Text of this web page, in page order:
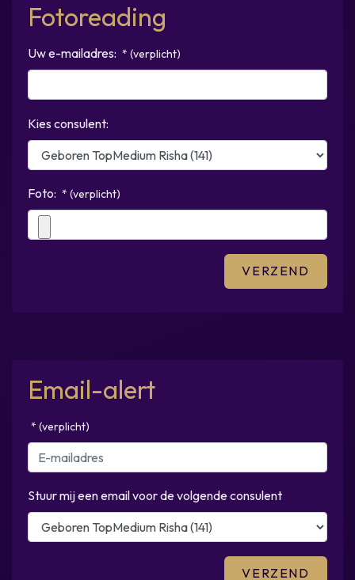
Fotoreading
Uw e-mailadres: * (verplicht)
Kies consulent:
Foto: * (verplicht)
Email-alert
* (verplicht)
Stuur mij een email voor de volgende consulent